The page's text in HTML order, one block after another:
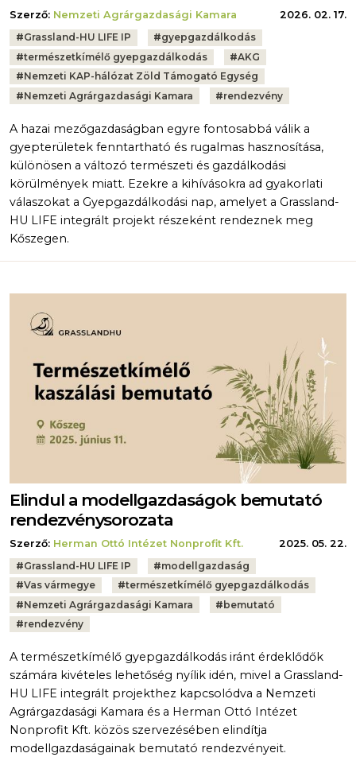
Szerző: Nemzeti Agrárgazdasági Kamara
2026. 02. 17.
Tags:
#Grassland-HU LIFE IP #gyepgazdálkodás
#természetkímélő gyepgazdálkodás #AKG
#Nemzeti KAP-hálózat Zöld Támogató Egység
#Nemzeti Agrárgazdasági Kamara #rendezvény
A hazai mezőgazdaságban egyre fontosabbá válik a
gyepterületek fenntartható és rugalmas hasznosítása,
különösen a változó természeti és gazdálkodási
körülmények miatt. Ezekre a kihívásokra ad gyakorlati
válaszokat a Gyepgazdálkodási nap, amelyet a Grassland-
HU LIFE integrált projekt részeként rendeznek meg
Kőszegen.
Elindul a modellgazdaságok bemutató
rendezvénysorozata
Szerző: Herman Ottó Intézet Nonprofit Kft.
2025. 05. 22.
Tags:
#Grassland-HU LIFE IP #modellgazdaság
#Vas vármegye #természetkímélő gyepgazdálkodás
#Nemzeti Agrárgazdasági Kamara #bemutató
#rendezvény
A természetkímélő gyepgazdálkodás iránt érdeklődők
számára kivételes lehetőség nyílik idén, mivel a Grassland-
HU LIFE integrált projekthez kapcsolódva a Nemzeti
Agrárgazdasági Kamara és a Herman Ottó Intézet
Nonprofit Kft. közös szervezésében elindítja
modellgazdaságainak bemutató rendezvényeit.